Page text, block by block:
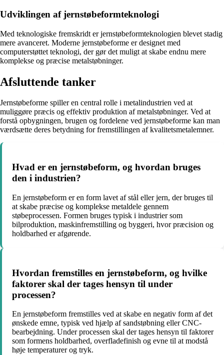
Udviklingen af jernstøbeformteknologi
Med teknologiske fremskridt er jernstøbeformteknologien blevet stadig
mere avanceret. Moderne jernstøbeforme er designet med
computerstøttet teknologi, der gør det muligt at skabe endnu mere
komplekse og præcise metalstøbninger.
Afsluttende tanker
Jernstøbeforme spiller en central rolle i metalindustrien ved at
muliggøre præcis og effektiv produktion af metalstøbninger. Ved at
forstå opbygningen, brugen og fordelene ved jernstøbeforme kan man
værdsætte deres betydning for fremstillingen af kvalitetsmetalemner.
Hvad er en jernstøbeform, og hvordan bruges
den i industrien?
En jernstøbeform er en form lavet af stål eller jern, der bruges til
at skabe præcise og komplekse metaldele gennem
støbeprocessen. Formen bruges typisk i industrier som
bilproduktion, maskinfremstilling og byggeri, hvor præcision og
holdbarhed er afgørende.
Hvordan fremstilles en jernstøbeform, og hvilke
faktorer skal der tages hensyn til under
processen?
En jernstøbeform fremstilles ved at skabe en negativ form af det
ønskede emne, typisk ved hjælp af sandstøbning eller CNC-
bearbejdning. Under processen skal der tages hensyn til faktorer
som formens holdbarhed, overfladefinish og evne til at modstå
høje temperaturer og tryk.